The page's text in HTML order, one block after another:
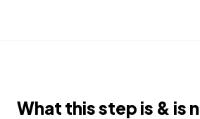
What this step is & is